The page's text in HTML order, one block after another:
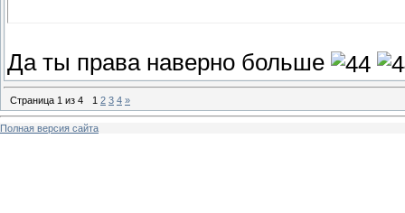
Да ты права наверно больше
Страница 1 из 4 1 2 3 4 »
Полная версия сайта